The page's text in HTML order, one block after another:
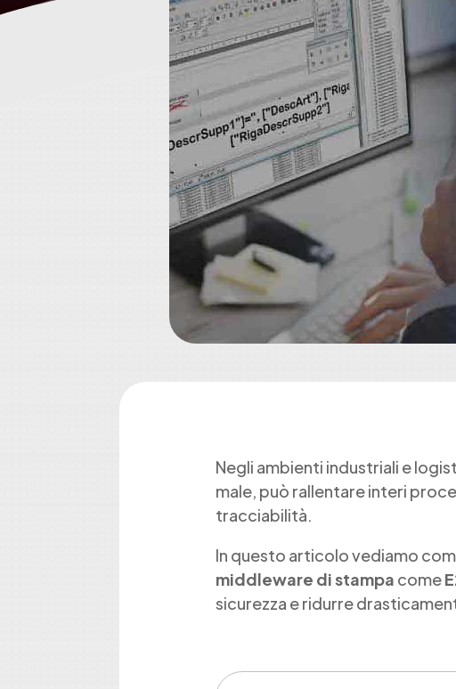
Negli ambienti industriali e
male, può rallentare interi
tracciabilità.
In questo articolo vediamo
middleware di stampa come
sicurezza e ridurre